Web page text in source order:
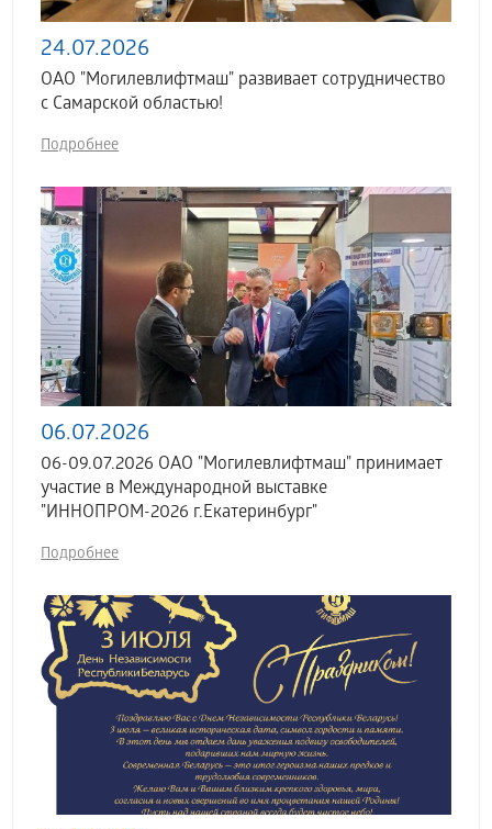
24.07.2026
ОАО "Могилевлифтмаш" развивает сотрудничество
с Самарской областью!
Подробнее
06.07.2026
06-09.07.2026 ОАО "Могилевлифтмаш" принимает
участие в Международной выставке
"ИННОПРОМ-2026 г.Екатеринбург"
Подробнее